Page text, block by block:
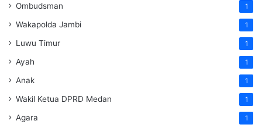
Ombudsman 1
Wakapolda Jambi 1
Luwu Timur 1
Ayah 1
Anak 1
Wakil Ketua DPRD Medan 1
Agara 1